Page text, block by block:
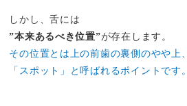
しかし、舌には
”本来あるべき位置”が存在します。
その位置とは上の前歯の裏側のやや上、
「スポット」と呼ばれるポイントです。